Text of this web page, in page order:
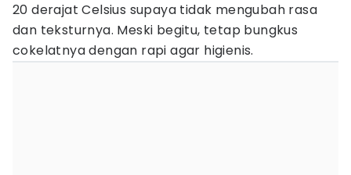
20 derajat Celsius supaya tidak mengubah rasa
dan teksturnya. Meski begitu, tetap bungkus
cokelatnya dengan rapi agar higienis.